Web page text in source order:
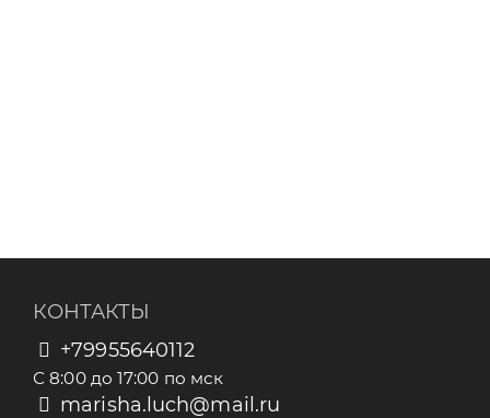
КОНТАКТЫ
+79955640112
С 8:00 до 17:00 по мск
marisha.luch@mail.ru